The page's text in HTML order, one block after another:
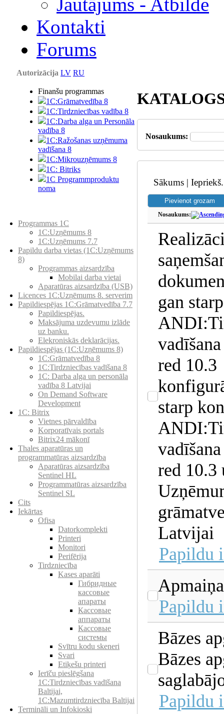
Kontakti
Forums
Autorizācija LV RU
Finanšu programmas
1C:Grāmatvedība 8
1C:Tirdzniecības vadība 8
1C:Darba alga un Personāla
vadība 8
1C:Ražošanas uzņēmuma
vadīšana 8
1С:Мikrouzņēmums 8
1C: Bitriks
1C Programmproduktu
noma
Programmas 1C
1C:Uzņēmums 8
1C:Uzņēmums 7.7
Papildu darba vietas (1C:Uzņēmums
8)
Programmas aizsardzība
Mobilai darba vietai
Aparatūras aizsardzība (USB)
Licences 1C:Uzņēmums 8. serverim
Papildiespējas 1C:Grāmatvedība 7.7
Papildiespējas.
Maksājuma uzdevumu izlāde
uz banku.
Elekroniskās deklarācijas.
Papildiespējas (1C:Uzņēmums 8)
1C:Grāmatvedība 8
1C:Tirdzniecības vadīšana 8
1С: Darba alga un personāla
vadība 8 Latvijai
On Demand Software
Development
1C: Bitrix
Vietnes pārvaldība
Korporatīvais portals
Bitrix24 mākonī
Thales aparatūras un
programmatūras aizsardzība
Aparatūras aizsardzība
Sentinel HL
Programmatūras aizsardzība
Sentinel SL
Cits
Iekārtas
Ofisa
Datorkomplekti
Printeri
Monitori
Perifērija
Tirdzniecība
Kases aparāti
Гибридные
кассовые
апараты
Кассовые
аппараты
Кассовые
системы
Svītru kodu skeneri
Svari
Etiķešu printeri
Ierīču pieslēgšana
1C:Tirdzniecības vadīšana
Baltijai,
1C:Mazumtirdzniecība Baltijai
Termināli un Infokioski
Nosaukums:
Sākums |
Nosaukums:
gan
red 10.3
starp
red 10.3
Latvijai
Papildu
Papildu
Bāzes
Bāzes
Papildu